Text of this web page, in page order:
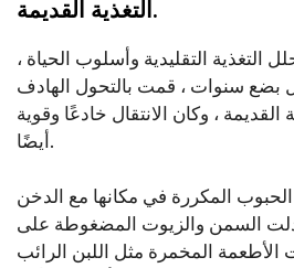
التغذية القديمة.
التغذية التقليدية وأسلوب الحياة ،
بضع سنوات ، قمت بالتحول الهادف
القديمة ، وكان الانتقال خادعًا وقوية
أيضًا.
المكررة في مكانها مع الدخن
السمن والزيوت المضغوطة على
الأطعمة المخمرة مثل اللبن الرائب